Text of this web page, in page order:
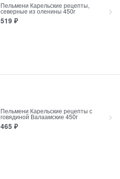
Пельмени Карельские рецепты,
северные из оленины 450г
519 ₽
Пельмени Карельские рецепты с
говядиной Валаамские 450г
465 ₽